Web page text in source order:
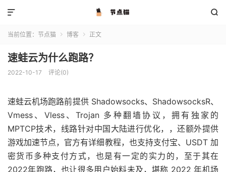


当前位置： 节点猫  博客  正文
速蛙云为什么跑路？
2022-10-17 评论(0)
速蛙云机场跑路前提供 Shadowsocks、ShadowsocksR、
Vmess、Vless、Trojan 多种翻墙协议，拥有独家的
MPTCP技术，线路针对中国大陆进行优化，，还额外提供
游戏加速节点，官方有详细教程，也支持支付宝、USDT 加
密货币多种支付方式，也是有一定的实力的，至于其在
2022年跑路，也让很多用户始料未及，堪称 2022 年机场